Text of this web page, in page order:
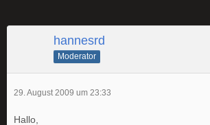
hannesrd
Moderator
29. August 2009 um 23:33
Hallo,